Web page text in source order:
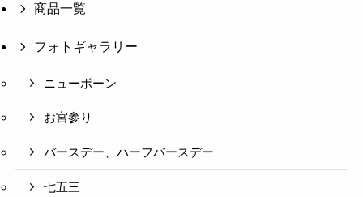
商品一覧
フォトギャラリー
ニューボーン
お宮参り
バースデー、ハーフバースデー
七五三